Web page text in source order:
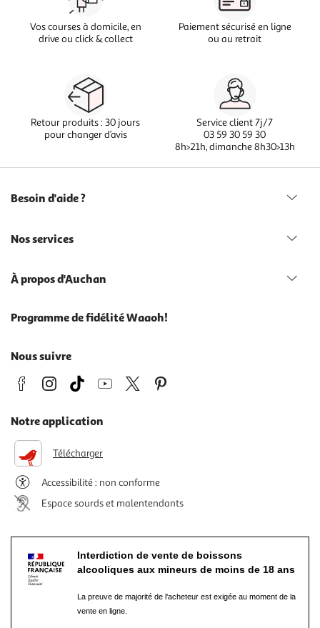
Vos courses à domicile, en
drive ou click & collect
Paiement sécurisé en ligne
ou au retrait
Retour produits : 30 jours
pour changer d’avis
Service client 7j/7
03 59 30 59 30
8h>21h, dimanche 8h30>13h
Besoin d'aide ?
Nos services
À propos d'Auchan
Programme de fidélité Waaoh!
Nous suivre
Notre application
Télécharger
Accessibilité : non conforme
Espace sourds et malentendants
Interdiction de vente de boissons
alcooliques aux mineurs de moins de 18 ans
La preuve de majorité de l'acheteur est exigée au moment de la
vente en ligne.